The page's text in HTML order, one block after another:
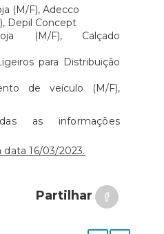
(M/F), Adecco
Depil Concept
(M/F), Calçado
para Distribuição
de veículo (M/F),
as informações
16/03/2023.
Partilhar